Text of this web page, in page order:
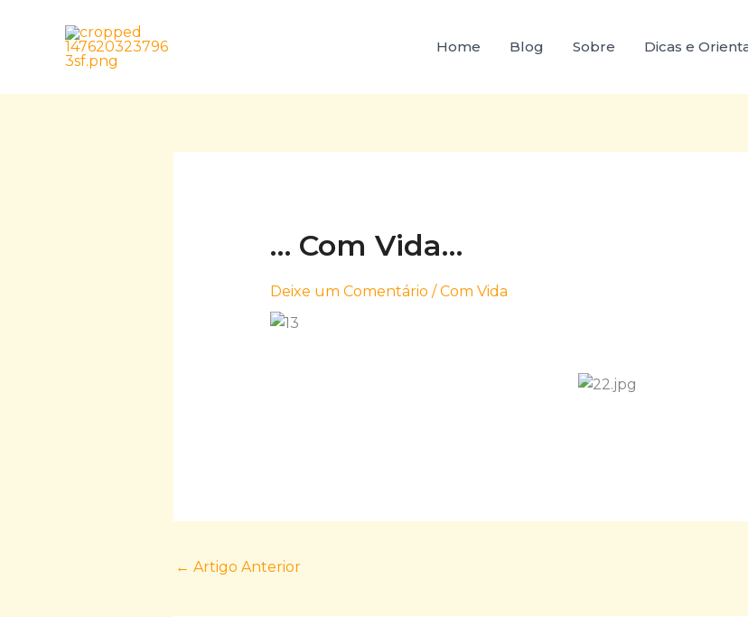
Home Blog Sobre Dicas e
… Com Vida…
Deixe um Comentário /Com Vida
← Artigo Anterior